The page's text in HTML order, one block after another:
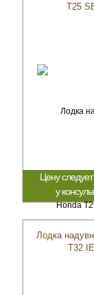
T25
Цену следует
у
Лодка
Т32